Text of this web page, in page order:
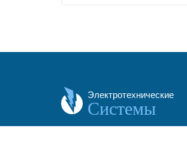
Электротехнические
Системы